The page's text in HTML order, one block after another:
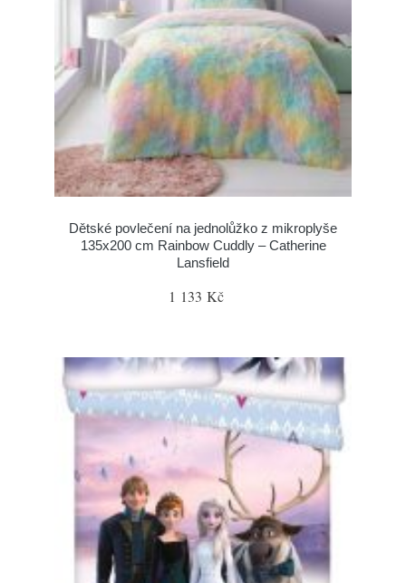
Dětské povlečení na jednolůžko z mikroplyše
135x200 cm Rainbow Cuddly – Catherine
Lansfield
1 133 Kč